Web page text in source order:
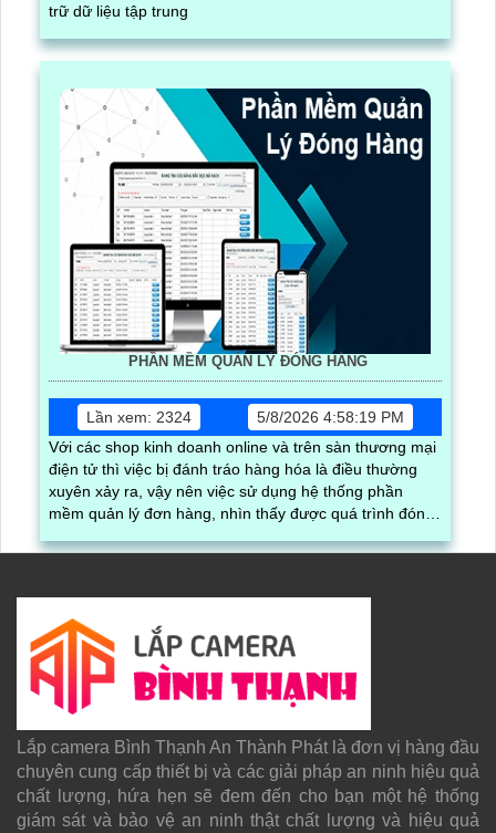
trữ dữ liệu tập trung
PHẦN MỀM QUẢN LÝ ĐÓNG HÀNG
Lần xem: 2324
5/8/2026 4:58:19 PM
Với các shop kinh doanh online và trên sàn thương mại
điện tử thì việc bị đánh tráo hàng hóa là điều thường
xuyên xảy ra, vậy nên việc sử dụng hệ thống phần
mềm quản lý đơn hàng, nhìn thấy được quá trình đóng
được ghi lại một cách dễ dàng
Lắp camera Bình Thạnh An Thành Phát là đơn vị hàng đầu
chuyên cung cấp thiết bị và các giải pháp an ninh hiệu quả
chất lượng, hứa hẹn sẽ đem đến cho bạn một hệ thống
giám sát và bảo vệ an ninh thật chất lượng và hiệu quả